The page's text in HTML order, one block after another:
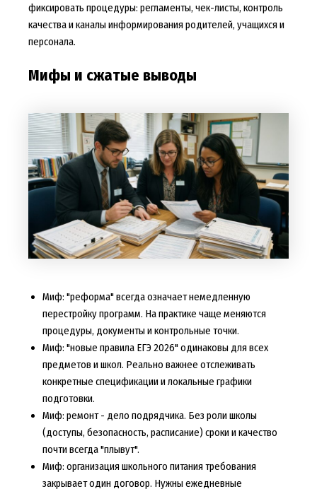
фиксировать процедуры: регламенты, чек-листы, контроль
качества и каналы информирования родителей, учащихся и
персонала.
Мифы и сжатые выводы
Миф: "реформа" всегда означает немедленную
перестройку программ. На практике чаще меняются
процедуры, документы и контрольные точки.
Миф: "новые правила ЕГЭ 2026" одинаковы для всех
предметов и школ. Реально важнее отслеживать
конкретные спецификации и локальные графики
подготовки.
Миф: ремонт - дело подрядчика. Без роли школы
(доступы, безопасность, расписание) сроки и качество
почти всегда "плывут".
Миф: организация школьного питания требования
закрывает один договор. Нужны ежедневные